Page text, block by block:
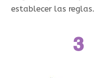
establecer las reglas.
3